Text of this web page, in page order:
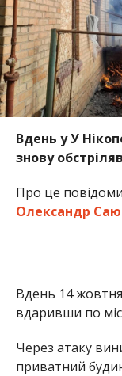
Вдень 14
вдаривши по
приватний
загасили вогонь.
Раніше
вбили у